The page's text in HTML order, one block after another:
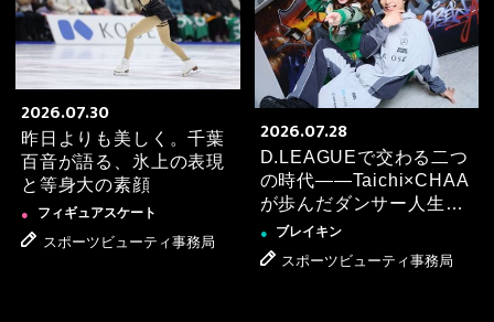
2026.06.03 ● ゴルフ
【記事更新】全部はできないからこそ。有村智恵が見
つけた「今の戦い方」
2026.06.01 ● ゴルフ
【記事更新】「一打の価値を変えない」森田遥が語
る“勝負勘”と整える力
2026.05.29 ● ブレイキン
KOSÉ 8ROCKSが世界的オーディション番組
2026.07.30
昨日よりも美しく。千葉
百音が語る、氷上の表現
と等身大の素顔
● フィギュアスケート
スポーツビューティ事務局
2026.07.28
D.LEAGUEで交わる二つ
の時代――Taichi×CHAA
が歩んだダンサー人生
【スペシャル対談】
● ブレイキン
スポーツビューティ事務局